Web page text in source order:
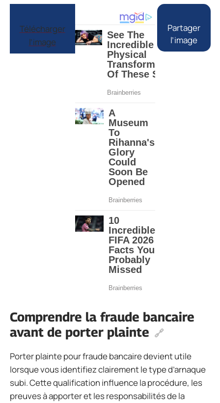
Télécharger
l’image
Partager
l’image
Comprendre la fraude bancaire
avant de porter plainte
Porter plainte pour fraude bancaire devient utile
lorsque vous identifiez clairement le type d’arnaque
subi. Cette qualification influence la procédure, les
preuves à apporter et les responsabilités de la